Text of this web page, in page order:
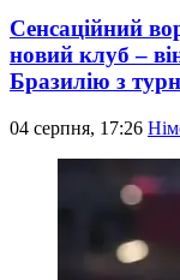
Сенсаційний
новий клуб –
Бразилію з
04 серпня, 17:26